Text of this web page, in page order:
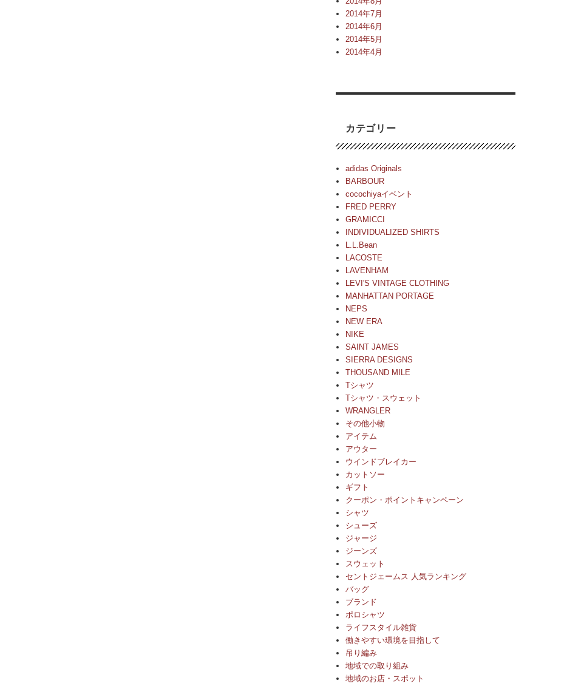
2014年7月
2014年6月
2014年5月
2014年4月
カテゴリー
adidas Originals
BARBOUR
cocochiyaイベント
FRED PERRY
GRAMICCI
INDIVIDUALIZED SHIRTS
L.L.Bean
LACOSTE
LAVENHAM
LEVI'S VINTAGE CLOTHING
MANHATTAN PORTAGE
NEPS
NEW ERA
NIKE
SAINT JAMES
SIERRA DESIGNS
THOUSAND MILE
Tシャツ
Tシャツ・スウェット
WRANGLER
その他小物
アイテム
アウター
ウインドブレイカー
カットソー
ギフト
クーポン・ポイントキャンペーン
シャツ
シューズ
ジャージ
ジーンズ
スウェット
セントジェームス 人気ランキング
バッグ
ブランド
ポロシャツ
ライフスタイル雑貨
働きやすい環境を目指して
吊り編み
地域での取り組み
地域のお店・スポット